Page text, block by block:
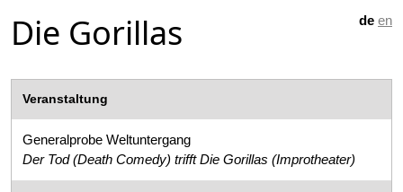
de en
Die Gorillas
Veranstaltung
Generalprobe Weltuntergang
Der Tod (Death Comedy) trifft Die Gorillas (Improtheater)